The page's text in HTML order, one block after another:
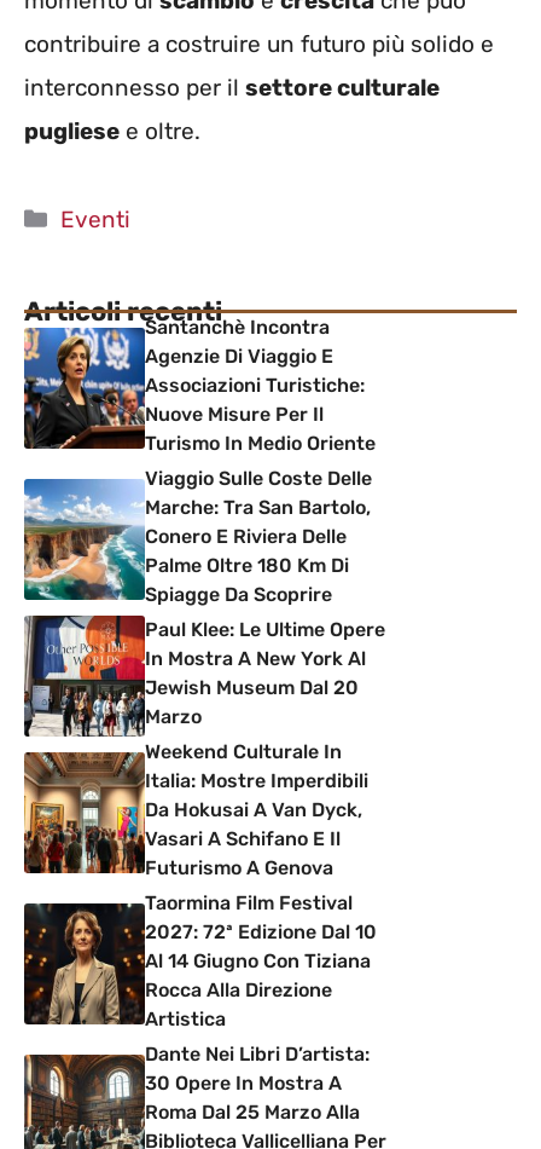
contribuire a costruire un futuro più solido e
interconnesso per il settore culturale
pugliese e oltre.
Categorie
Eventi
Articoli recentiSantanchè Incontra
Agenzie Di Viaggio E
Associazioni Turistiche:
Nuove Misure Per Il
Turismo In Medio Oriente
Viaggio Sulle Coste Delle
Marche: Tra San Bartolo,
Conero E Riviera Delle
Palme Oltre 180 Km Di
Spiagge Da Scoprire
Paul Klee: Le Ultime Opere
In Mostra A New York Al
Jewish Museum Dal 20
Marzo
Weekend Culturale In
Italia: Mostre Imperdibili
Da Hokusai A Van Dyck,
Vasari A Schifano E Il
Futurismo A Genova
Taormina Film Festival
2027: 72ª Edizione Dal 10
Al 14 Giugno Con Tiziana
Rocca Alla Direzione
Artistica
Dante Nei Libri D’artista:
30 Opere In Mostra A
Roma Dal 25 Marzo Alla
Biblioteca Vallicelliana Per